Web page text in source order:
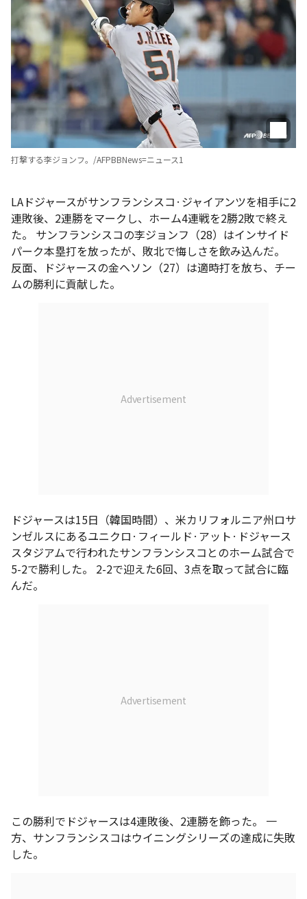
打撃する李ジョンフ。/AFPBBNews=ニュース1
LAドジャースがサンフランシスコ·ジャイアンツを相手に2
連敗後、2連勝をマークし、ホーム4連戦を2勝2敗で終え
た。 サンフランシスコの李ジョンフ（28）はインサイド
パーク本塁打を放ったが、敗北で悔しさを飲み込んだ。
反面、ドジャースの金ヘソン（27）は適時打を放ち、チー
ムの勝利に貢献した。
ドジャースは15日（韓国時間）、米カリフォルニア州ロサ
ンゼルスにあるユニクロ·フィールド·アット·ドジャース
スタジアムで行われたサンフランシスコとのホーム試合で
5-2で勝利した。 2-2で迎えた6回、3点を取って試合に臨
んだ。
この勝利でドジャースは4連敗後、2連勝を飾った。 一
方、サンフランシスコはウイニングシリーズの達成に失敗
した。